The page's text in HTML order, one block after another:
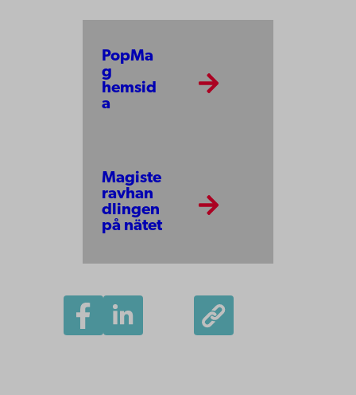
PopMa
g
hemsid
a
Magiste
ravhan
dlingen
på nätet